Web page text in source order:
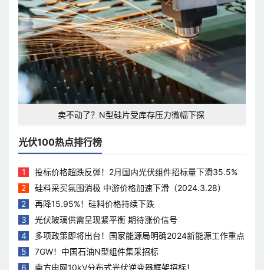
卖不动了？N型硅片受库存压力微幅下探
光伏100热点排行榜
1
投标价格超跌反弹！2月国内光伏组件招标量下滑35.5%
2
硅料采买氛围消极 中游价格加速下滑（2024.3.28）
2
再降15.95%！硅料价格持续下跌
3
光伏玻璃供需呈现紧平衡 期待涨价信号
4
多项政策即将出台！国家能源局明确2024新能源工作重点
5
7GW！中国石油N型组件集采招标
6
南方电网10kV分布式光伏逆变器框架招标！